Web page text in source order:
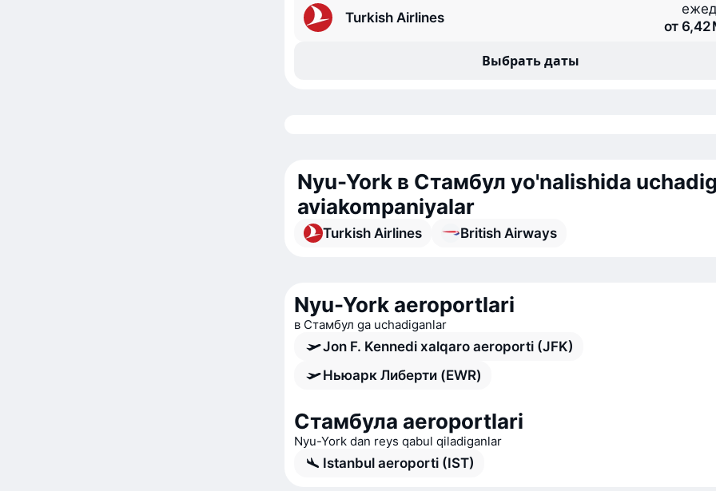
Turkish Airlines
от 6,42
Выбрать даты
Nyu-York в Стамбул yo'nalishida
aviakompaniyalar
Turkish Airlines British Airways
Nyu-York aeroportlari
в Стамбул ga uchadiganlar
Jon F. Kennedi xalqaro aeroporti (JFK)
Ньюарк Либерти (EWR)
Стамбула aeroportlari
Nyu-York dan reys qabul qiladiganlar
Istanbul aeroporti (IST)